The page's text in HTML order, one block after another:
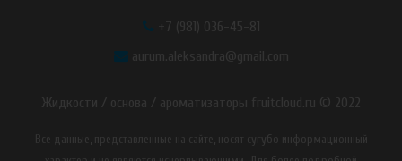
+7 (981) 036-45-81
aurum.aleksandra@gmail.com
Жидкости / основа / ароматизаторы fruitcloud.ru © 2022
Все данные, представленные на сайте, носят сугубо информационный